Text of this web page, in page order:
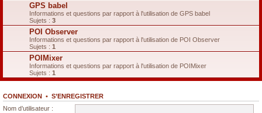
GPS babel
Informations et questions par rapport à l'utilisation de GPS babel
Sujets : 3
POI Observer
Informations et questions par rapport à l'utilisation de POI Observer
Sujets : 1
POIMixer
Informations et questions par rapport à l'utilisation de POIMixer
Sujets : 1
CONNEXION • S’ENREGISTRER
Nom d’utilisateur :